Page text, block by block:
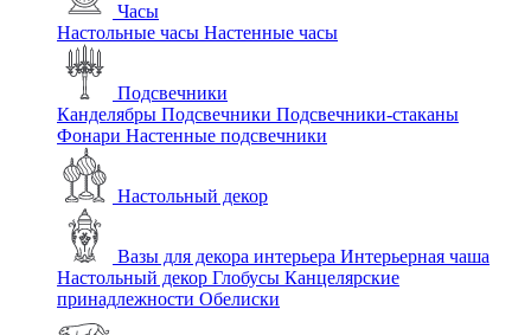
Часы
Настольные часы Настенные часы
Подсвечники
Канделябры Подсвечники Подсвечники-стаканы
Фонари Настенные подсвечники
Настольный декор
Вазы для декора интерьера Интерьерная чаша
Настольный декор Глобусы Канцелярские
принадлежности Обелиски